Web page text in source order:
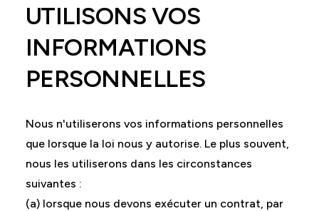
UTILISONS VOS
INFORMATIONS
PERSONNELLES
Nous n'utiliserons vos informations personnelles
que lorsque la loi nous y autorise. Le plus souvent,
nous les utiliserons dans les circonstances
suivantes :
(a) lorsque nous devons exécuter un contrat, par